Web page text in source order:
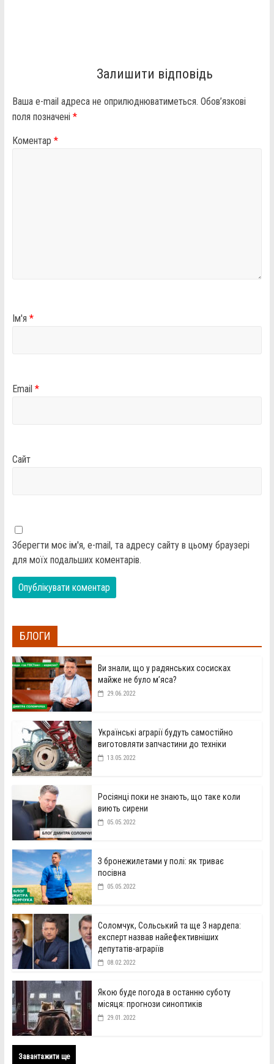
Залишити відповідь
Ваша e-mail адреса не оприлюднюватиметься. Обов’язкові
поля позначені *
Коментар *
Ім'я *
Email *
Сайт
Зберегти моє ім'я, e-mail, та адресу сайту в цьому браузері
для моїх подальших коментарів.
БЛОГИ
Ви знали, що у радянських сосисках
майже не було м’яса?
29.06.2022
Українські аграрії будуть самостійно
виготовляти запчастини до техніки
13.05.2022
Росіянці поки не знають, що таке коли
виють сирени
05.05.2022
З бронежилетами у полі: як триває
посівна
05.05.2022
Соломчук, Сольський та ще 3 нардепа:
експерт назвав найефективніших
депутатів-аграріїв
08.02.2022
Якою буде погода в останню суботу
місяця: прогнози синоптиків
29.01.2022
Завантажити ще